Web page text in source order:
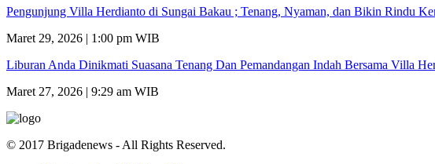
Pengunjung Villa Herdianto di Sungai Bakau ; Tenang, Nyaman, dan Bikin Rindu
Maret 29, 2026 | 1:00 pm WIB
Liburan Anda Dinikmati Suasana Tenang Dan Pemandangan Indah Bersama Villa
Maret 27, 2026 | 9:29 am WIB
© 2017 Brigadenews - All Rights Reserved.